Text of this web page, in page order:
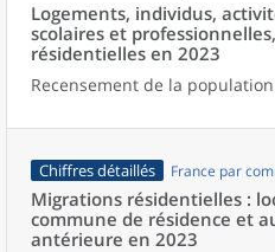
Logements, individus,
scolaires et
résidentielles en 2023
Recensement de la
Chiffres détaillés France par
Migrations résidentielles :
commune de résidence et
antérieure en 2023